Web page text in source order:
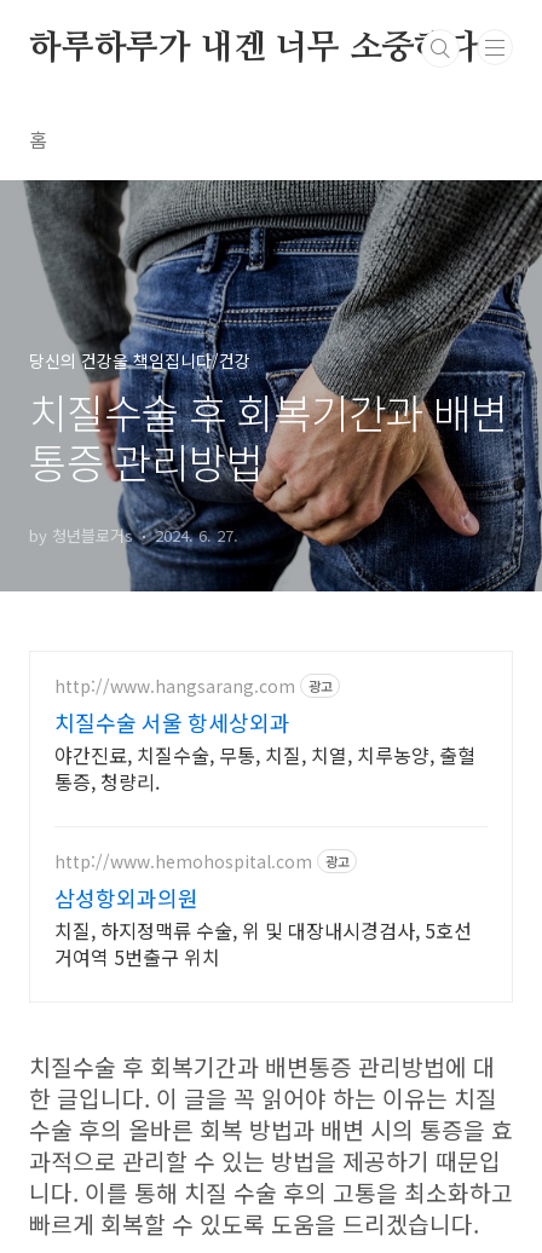
하루하루가 내겐 너무 소중하다
홈
당신의 건강을 책임집니다/건강
치질수술 후 회복기간과 배변
통증 관리방법
by 청년블로거s 2024. 6. 27.
http://www.hangsarang.com 광고
치질수술 서울 항세상외과
야간진료, 치질수술, 무통, 치질, 치열, 치루농양, 출혈
통증, 청량리.
http://www.hemohospital.com 광고
삼성항외과의원
치질, 하지정맥류 수술, 위 및 대장내시경검사, 5호선
거여역 5번출구 위치
치질수술 후 회복기간과 배변통증 관리방법에 대
한 글입니다. 이 글을 꼭 읽어야 하는 이유는 치질
수술 후의 올바른 회복 방법과 배변 시의 통증을 효
과적으로 관리할 수 있는 방법을 제공하기 때문입
니다. 이를 통해 치질 수술 후의 고통을 최소화하고
빠르게 회복할 수 있도록 도움을 드리겠습니다.